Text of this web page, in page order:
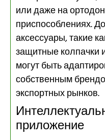
или даже на
приспособлениях.
аксессуары, такие
защитные колпачки
могут быть
собственным
экспортных рынков.
приложение